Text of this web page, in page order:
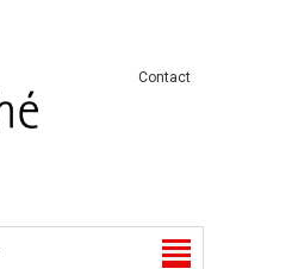
Contact